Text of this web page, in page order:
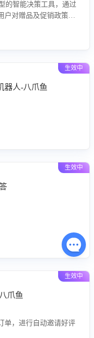
的智能决策工具，通过
户对赠品及促销政策的
优化资源投放并淘汰
生效中
器人-八爪鱼
生效中
生效中
爪鱼
单，进行自动邀请好评